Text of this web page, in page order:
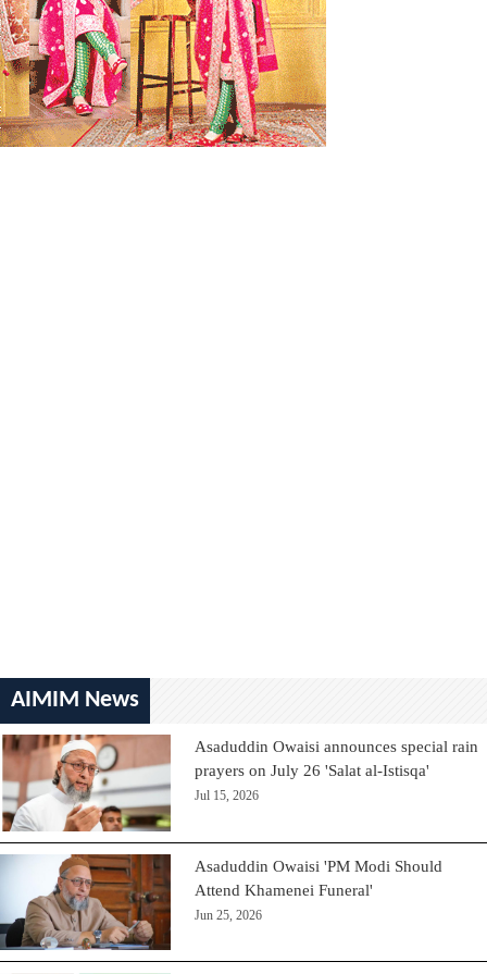
AIMIM News
Asaduddin Owaisi announces special rain
prayers on July 26 'Salat al-Istisqa'
Jul 15, 2026
Asaduddin Owaisi 'PM Modi Should
Attend Khamenei Funeral'
Jun 25, 2026